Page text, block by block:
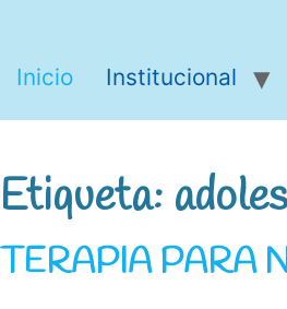
contenido
Inicio Institucional
Etiqueta:
TERAPIA PARA